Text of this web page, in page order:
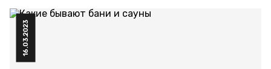
16.03.2023